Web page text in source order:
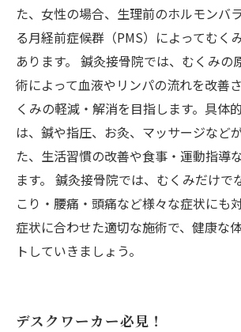
た、女性の場合、生理前のホルモンバ
る月経前症候群（PMS）によってむく
あります。 鍼灸接骨院では、むくみの
術によって血液やリンパの流れを改善
くみの軽減・解消を目指します。具体
は、鍼や指圧、お灸、マッサージなど
た、生活習慣の改善や食事・運動指導
ます。 鍼灸接骨院では、むくみだけで
こり・腰痛・頭痛など様々な症状にも
症状に合わせた適切な施術で、健康な
トしていきましょう。
デスクワーカー必見！